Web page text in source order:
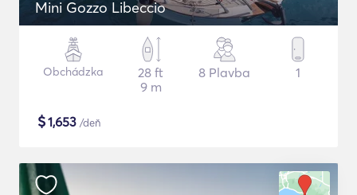
Mini Gozzo Libeccio
Obchádzka
28 ft
9 m
8 Plavba 1
$1,653 /deň